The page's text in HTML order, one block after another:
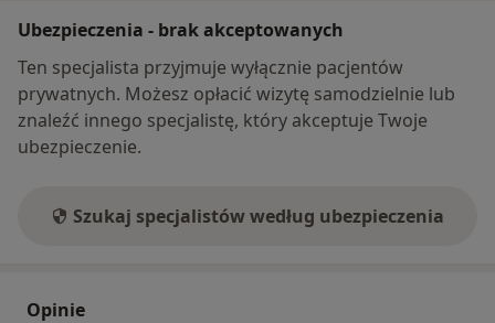
Ubezpieczenia - brak akceptowanych
Ten specjalista przyjmuje wyłącznie pacjentów
prywatnych. Możesz opłacić wizytę samodzielnie lub
znaleźć innego specjalistę, który akceptuje Twoje
ubezpieczenie.
Szukaj specjalistów według ubezpieczenia
Opinie